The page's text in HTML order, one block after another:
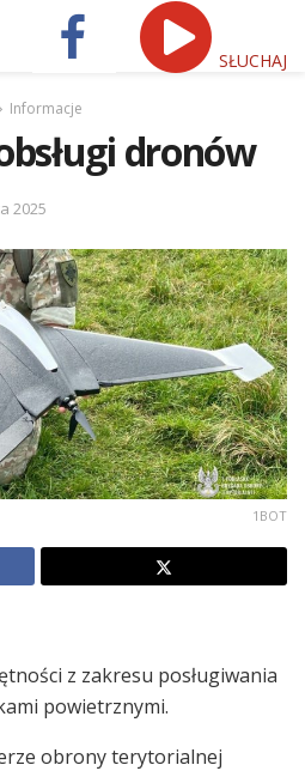
SŁUCHAJ
Informacje
dronów
2025
1BOT
z zakresu posługiwania
powietrznymi.
obrony terytorialnej